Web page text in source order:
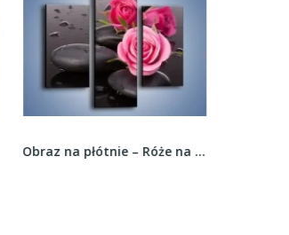
Obraz na płótnie – Róże na mokrych kamieniach –...